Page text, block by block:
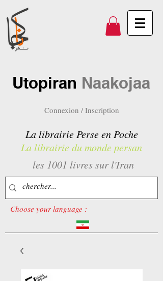
Utopiran Naakojaa
Connexion / Inscription
La librairie Perse en Poche
La librairie du monde persan
les 1001 livres sur l'Iran
Choose your language :